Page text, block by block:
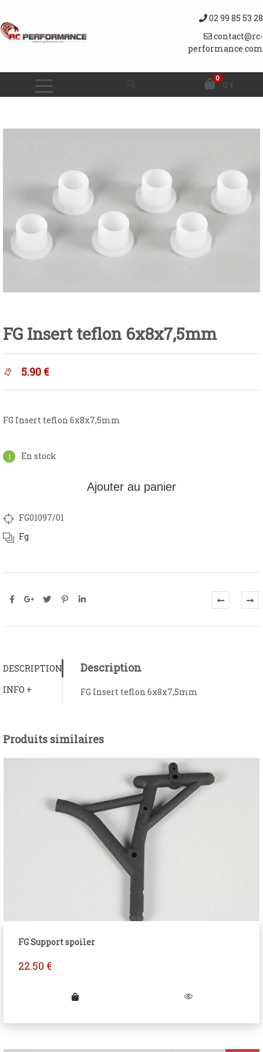
02 99 85 53 28
contact@rc-
performance.com
0
0 €
FG Insert teflon 6x8x7,5mm
5.90 €
FG Insert teflon 6x8x7,5mm
En stock
Ajouter au panier
FG01097/01
Fg
DESCRIPTION
INFO +
Description
FG Insert teflon 6x8x7,5mm
Produits similaires
FG Support spoiler
22.50 €